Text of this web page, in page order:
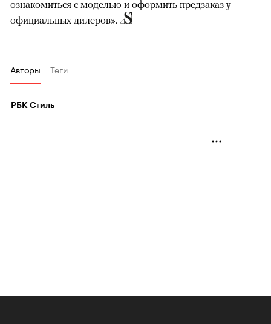
ознакомиться с моделью и оформить предзаказ у
официальных дилеров».
Авторы Теги
РБК Стиль